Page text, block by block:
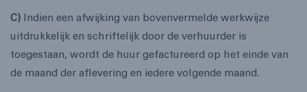
C) Indien een afwijking van bovenvermelde werkwijze
uitdrukkelijk en schriftelijk door de verhuurder is
toegestaan, wordt de huur gefactureerd op het einde van
de maand der aflevering en iedere volgende maand.